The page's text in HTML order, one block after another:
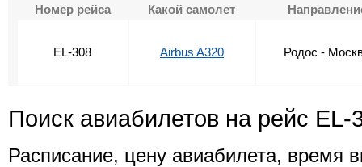
Номер рейса Какой самолет
EL-308 Airbus A320 Родос -
Поиск авиабилетов на рейс EL-
Расписание, цену авиабилета, время